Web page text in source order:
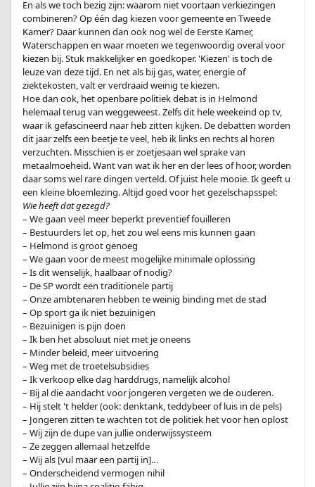
En als we toch bezig zijn: waarom niet voortaan verkiezingen
combineren? Op één dag kiezen voor gemeente en Tweede
Kamer? Daar kunnen dan ook nog wel de Eerste Kamer,
Waterschappen en waar moeten we tegenwoordig overal voor
kiezen bij. Stuk makkelijker en goedkoper. 'Kiezen' is toch de
leuze van deze tijd. En net als bij gas, water, energie of
ziektekosten, valt er verdraaid weinig te kiezen.
Hoe dan ook, het openbare politiek debat is in Helmond
helemaal terug van weggeweest. Zelfs dit hele weekeind op tv,
waar ik gefascineerd naar heb zitten kijken. De debatten worden
dit jaar zelfs een beetje te veel, heb ik links en rechts al horen
verzuchten. Misschien is er zoetjesaan wel sprake van
metaalmoeheid. Want van wat ik her en der lees of hoor, worden
daar soms wel rare dingen verteld. Of juist hele mooie. Ik geeft u
een kleine bloemlezing. Altijd goed voor het gezelschapsspel:
Wie heeft dat gezegd?
– We gaan veel meer beperkt preventief fouilleren
– Bestuurders let op, het zou wel eens mis kunnen gaan
– Helmond is groot genoeg
– We gaan voor de meest mogelijke minimale oplossing
– Is dit wenselijk, haalbaar of nodig?
– De SP wordt een traditionele partij
– Onze ambtenaren hebben te weinig binding met de stad
– Op sport ga ik niet bezuinigen
– Bezuinigen is pijn doen
– Ik ben het absoluut niet met je oneens
– Minder beleid, meer uitvoering
– Weg met de troetelsubsidies
– Ik verkoop elke dag harddrugs, namelijk alcohol
– Bij al die aandacht voor jongeren vergeten we de ouderen.
– Hij stelt 't helder (ook: denktank, teddybeer of luis in de pels)
– Jongeren zitten te wachten tot de politiek het voor hen oplost
– Wij zijn de dupe van jullie onderwijssysteem
– Ze zeggen allemaal hetzelfde
– Wij als [vul maar een partij in]…
– Onderscheidend vermogen nihil